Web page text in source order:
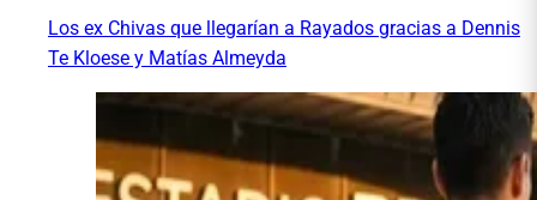
Los ex Chivas que llegarían a Rayados gracias a Dennis
Te Kloese y Matías Almeyda